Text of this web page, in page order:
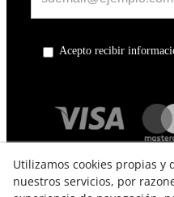
Acepto recibir
Utilizamos cookies propias y
nuestros servicios, por